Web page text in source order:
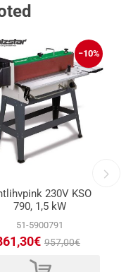
−10%
230V KSO
790, 1,5 kW
51-5900791
957,00€